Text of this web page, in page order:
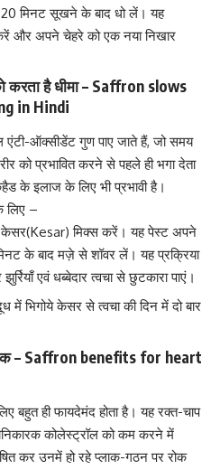
मिनट सूखने के बाद धो लें। यह
करें और अपने चेहरे को एक नया निखार
करता है धीमा – Saffron slows
in Hindi
एंटी-ऑक्सीडेंटगुण पाए जाते हैं, जो समय
को प्रभावित करने से पहले ही भगा देता
के इलाज के लिए भी प्रभावी है।
लिए –
मिक्स करें। यह पेस्ट अपने
के बाद मज़े से शॉवर लें। यह प्रक्रिया
एवं धब्बेदार त्वचा से छुटकारा पाएं।
में भिगोये केसर से त्वचा की दिन में दो बार
– Saffron benefits for heart
बहुत ही फायदेमंद होता है। यह रक्त-चाप
कोलेस्ट्रॉल को कम करने में
कर उनमें हो रहे प्लाक-गठन पर रोक